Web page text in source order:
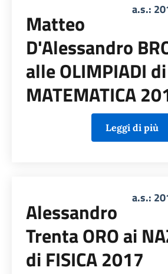
a.s.:
Matteo
D'Alessandro
alle OLIMPIADI di
MATEMATICA
Leggi di più
a.s.:
Alessandro
Trenta ORO ai
di FISICA 2017